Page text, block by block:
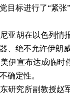
目标进行了“紧张”
亚胡在以色列
、绝不允许伊朗
伊宣布达成临时
确定性。
研究所副教授赵